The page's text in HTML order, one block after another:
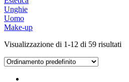
Unghie
Uomo
Make-up
Visualizzazione di 1-12 di 59 risultati